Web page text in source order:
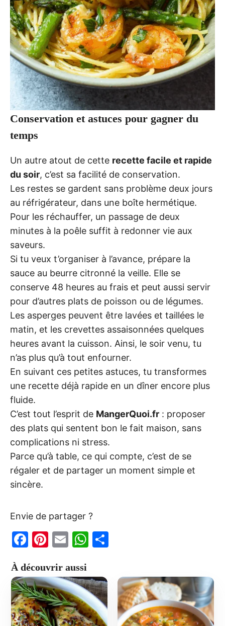
Conservation et astuces pour gagner du
temps
Un autre atout de cette recette facile et rapide
du soir, c’est sa facilité de conservation.
Les restes se gardent sans problème deux jours
au réfrigérateur, dans une boîte hermétique.
Pour les réchauffer, un passage de deux
minutes à la poêle suffit à redonner vie aux
saveurs.
Si tu veux t’organiser à l’avance, prépare la
sauce au beurre citronné la veille. Elle se
conserve 48 heures au frais et peut aussi servir
pour d’autres plats de poisson ou de légumes.
Les asperges peuvent être lavées et taillées le
matin, et les crevettes assaisonnées quelques
heures avant la cuisson. Ainsi, le soir venu, tu
n’as plus qu’à tout enfourner.
En suivant ces petites astuces, tu transformes
une recette déjà rapide en un dîner encore plus
fluide.
C’est tout l’esprit de MangerQuoi.fr : proposer
des plats qui sentent bon le fait maison, sans
complications ni stress.
Parce qu’à table, ce qui compte, c’est de se
régaler et de partager un moment simple et
sincère.
Envie de partager ?
F
c
e
b
o
Pi
er
e
st
E
ai
l
W
at
s
A
p
ta
g
er
À découvrir aussi